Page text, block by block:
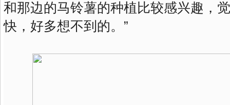
和那边的马铃薯的种植比较感兴趣，
快，好多想不到的。”